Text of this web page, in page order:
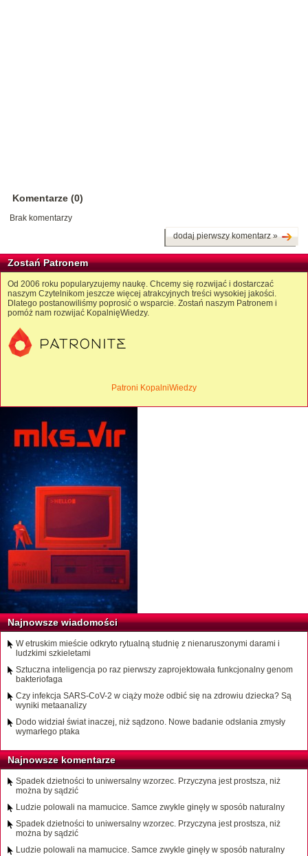
Komentarze (0)
Brak komentarzy
dodaj pierwszy komentarz »
Zostań Patronem
Od 2006 roku popularyzujemy naukę. Chcemy się rozwijać i dostarczać
naszym Czytelnikom jeszcze więcej atrakcyjnych treści wysokiej jakości.
Dlatego postanowiliśmy poprosić o wsparcie. Zostań naszym Patronem i
pomóż nam rozwijać KopalnięWiedzy.
Patroni KopalniWiedzy
Najnowsze wiadomości
W etruskim mieście odkryto rytualną studnię z nienaruszonymi darami i
ludzkimi szkieletami
Sztuczna inteligencja po raz pierwszy zaprojektowała funkcjonalny genom
bakteriofaga
Czy infekcja SARS-CoV-2 w ciąży może odbić się na zdrowiu dziecka? Są
wyniki metaanalizy
Dodo widział świat inaczej, niż sądzono. Nowe badanie odsłania zmysły
wymarłego ptaka
Najnowsze komentarze
Spadek dzietności to uniwersalny wzorzec. Przyczyna jest prostsza, niż
można by sądzić
Ludzie polowali na mamucice. Samce zwykle ginęły w sposób naturalny
Spadek dzietności to uniwersalny wzorzec. Przyczyna jest prostsza, niż
można by sądzić
Ludzie polowali na mamucice. Samce zwykle ginęły w sposób naturalny